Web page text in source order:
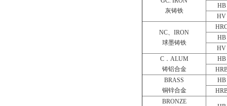
灰铸铁
HB
HV
NC、IRON
球墨铸铁
HB
HV
C．ALUM
铸铝合金
HB
BRASS
铜锌合金
HB
BRONZE